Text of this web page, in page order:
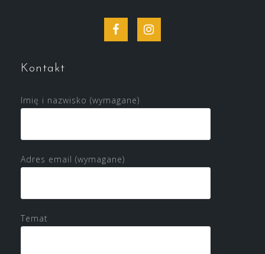
Facebook
Kontakt
Imię i nazwisko (wymagane)
Adres email (wymagane)
Temat